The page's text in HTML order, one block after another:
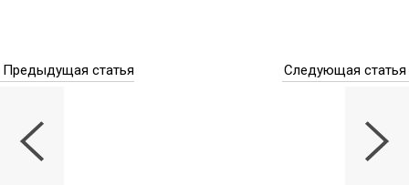
Предыдущая статья Следующая статья